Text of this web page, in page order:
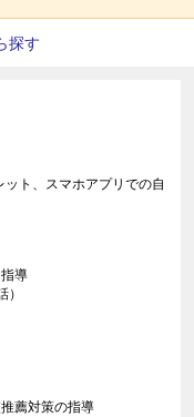
ト、スマホアプリでの自
導
薦対策の指導